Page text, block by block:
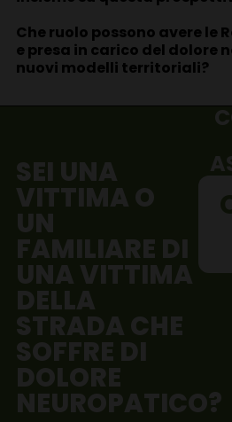
Che ruolo possono avere le
e presa in carico del dolore
nuovi modelli territoriali?
SEI UNA
VITTIMA O
UN
FAMILIARE DI
UNA VITTIMA
DELLA
STRADA CHE
SOFFRE DI
DOLORE
NEUROPATICO?